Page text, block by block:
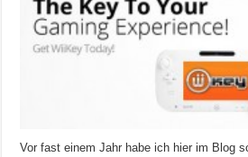
Vor fast einem Jahr habe ich hier im Blog